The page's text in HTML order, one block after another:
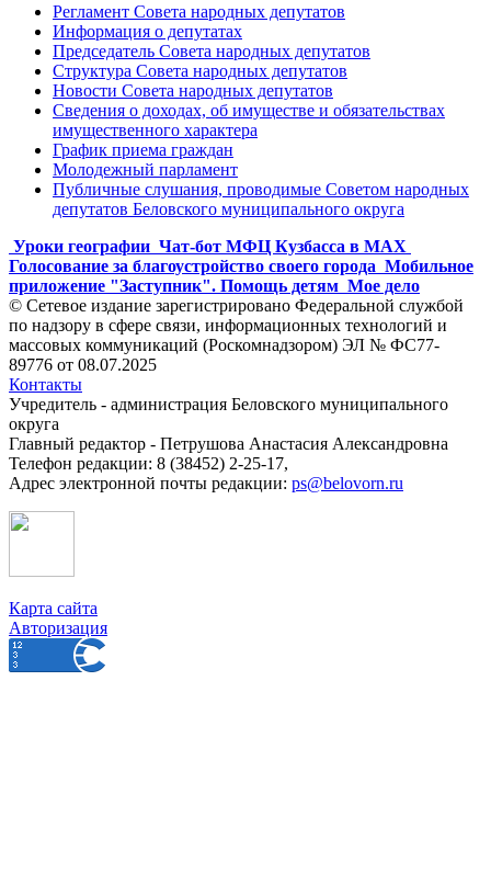
Регламент Совета народных депутатов
Информация о депутатах
Председатель Совета народных депутатов
Структура Совета народных депутатов
Новости Совета народных депутатов
Сведения о доходах, об имуществе и обязательствах
имущественного характера
График приема граждан
Молодежный парламент
Публичные слушания, проводимые Советом народных
депутатов Беловского муниципального округа
Уроки географии Чат-бот МФЦ Кузбасса в MAX
Голосование за благоустройство своего города Мобильное
приложение "Заступник". Помощь детям Мое дело
© Сетевое издание зарегистрировано Федеральной службой
по надзору в сфере связи, информационных технологий и
массовых коммуникаций (Роскомнадзором) ЭЛ № ФС77-
89776 от 08.07.2025
Контакты
Учредитель - администрация Беловского муниципального
округа
Главный редактор - Петрушова Анастасия Александровна
Телефон редакции: 8 (38452) 2-25-17,
Адрес электронной почты редакции: ps@belovorn.ru
Карта сайта
Авторизация